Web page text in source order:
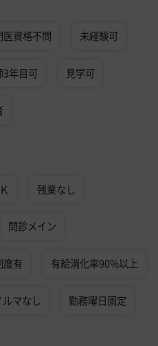
医資格不問 未経験可
3年目可 見学可
残業なし
問診メイン
度有 有給消化率90%以上
ルマなし 勤務曜日固定